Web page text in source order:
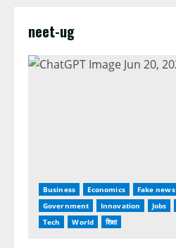
neet-ug
Business Economics Fake news
Government
Innovation Jobs
Tech
World शिक्षा